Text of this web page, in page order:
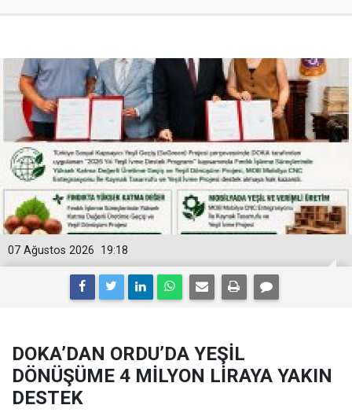
19:18
07 Ağustos 2026
DOKA’DAN ORDU’DA YEŞİL
DÖNÜŞÜME 4 MİLYON LİRAYA YAKIN
DESTEK